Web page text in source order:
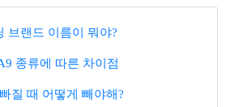
브랜드 이름이 뭐야?
종류에 따른 차이점
질 때 어떻게 빼야해?